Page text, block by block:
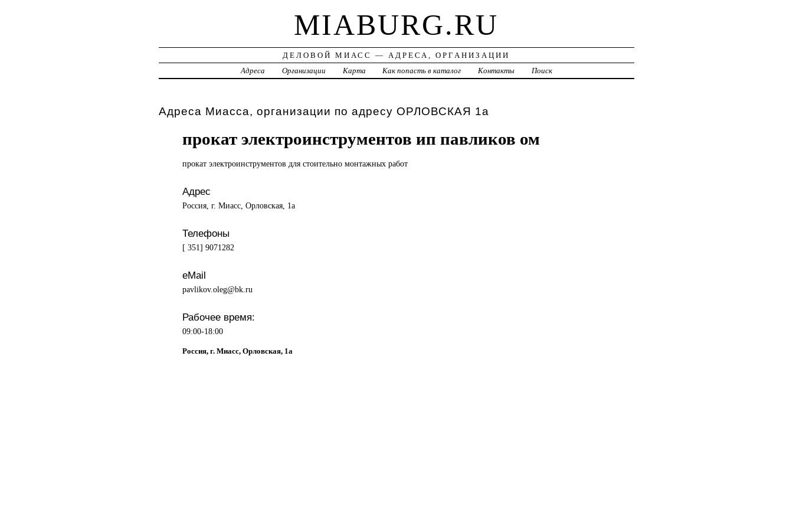
MIABURG.RU
ДЕЛОВОЙ МИАСС — АДРЕСА, ОРГАНИЗАЦИИ
Адреса
Организации Карта Как попасть в каталог Контакты Поиск
Адреса Миасса, организации по адресу ОРЛОВСКАЯ 1а
прокат электроинструментов ип павликов ом
прокат электроинструментов для стоительно монтажных работ
Адрес
Россия, г. Миасс, Орловская, 1а
Телефоны
[ 351] 9071282
eMail
pavlikov.oleg@bk.ru
Рабочее время:
09:00-18:00
Россия, г. Миасс, Орловская, 1а